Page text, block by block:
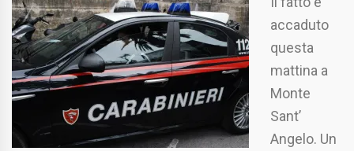
accaduto
questa
mattina a
Monte
Sant’
Angelo. Un